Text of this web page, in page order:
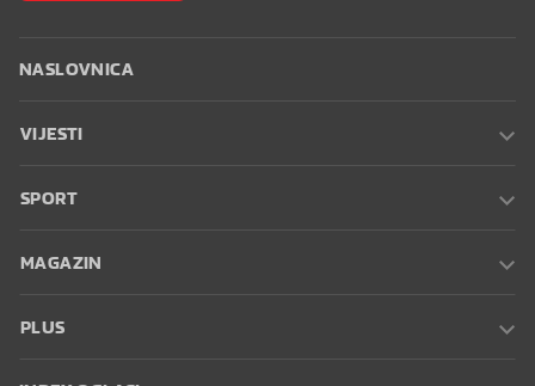
NASLOVNICA
VIJESTI
SPORT
MAGAZIN
PLUS